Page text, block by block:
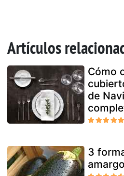
Artículos
Cómo
de
3